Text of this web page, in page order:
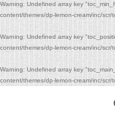
Warning: Undefined array key
content/themes/dp-lemon-cream/inc/scr/
Warning: Undefined array key
content/themes/dp-lemon-cream/inc/scr/
Warning: Undefined array key
content/themes/dp-lemon-cream/inc/scr/